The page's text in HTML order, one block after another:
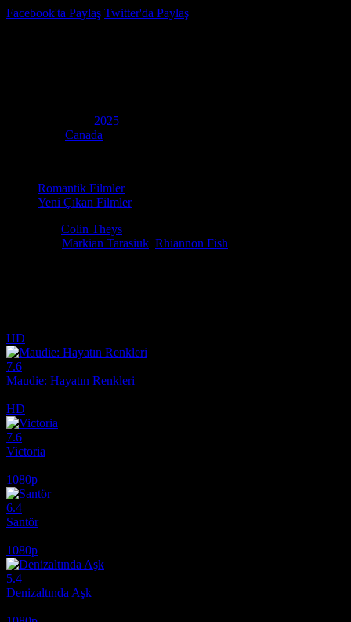
Facebook'ta Paylaş Twitter'da Paylaş
2025
Canada
Romantik Filmler
Yeni Çıkan Filmler
Colin Theys
Markian Tarasiuk Rhiannon Fish
HD
7.6
Maudie: Hayatın Renkleri
HD
7.6
Victoria
1080p
6.4
Santör
1080p
5.4
Denizaltında Aşk